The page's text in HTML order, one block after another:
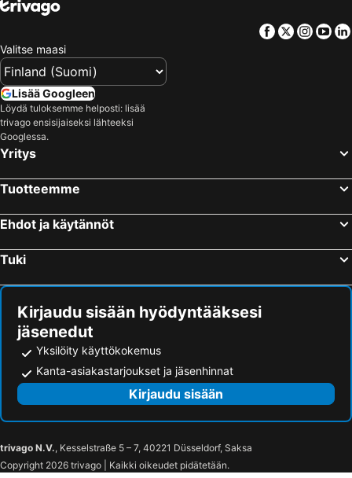
Facebook
Twitter
Valitse maasi
Lisää Googleen
Löydä tuloksemme helposti: lisää
trivago ensisijaiseksi lähteeksi
Googlessa.
Yritys
Tuotteemme
Ehdot ja käytännöt
Tuki
Kirjaudu sisään hyödyntääksesi
jäsenedut
Yksilöity käyttökokemus
Kanta-asiakastarjoukset ja jäsenhinnat
Kirjaudu sisään
trivago N.V., Kesselstraße 5 – 7, 40221 Düsseldorf, Saksa
Copyright 2026 trivago | Kaikki oikeudet pidätetään.